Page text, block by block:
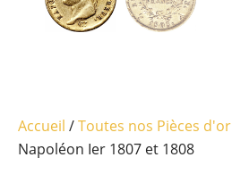
Accueil /Toutes nos Pièces d'or
Napoléon Ier 1807 et 1808